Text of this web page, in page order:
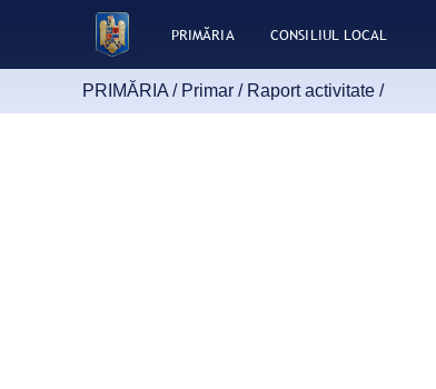
PRIMĂRIA CONSILIUL LOCAL
PRIMĂRIA / Primar / Raport activitate /